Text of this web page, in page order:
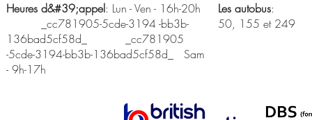
Heures d&#39;appel: Lun - Ven - 16h-20h
_cc781905-5cde-3194 -bb3b-
136bad5cf58d_ _cc781905
-5cde-3194-bb3b-136bad5cf58d_ Sam
- 9h-17h
Les autobus:
50, 155 et 249